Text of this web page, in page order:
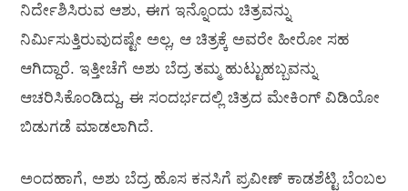
ನಿರ್ದೇಶಿಸಿರುವ ಆಶು, ಈಗ ಇನ್ನೊಂದು ಚಿತ್ರವನ್ನು
ನಿರ್ಮಿಸುತ್ತಿರುವುದಷ್ಟೇ ಅಲ್ಲ, ಆ ಚಿತ್ರಕ್ಕೆ ಅವರೇ ಹೀರೋ ಸಹ
ಆಗಿದ್ದಾರೆ. ಇತ್ತೀಚೆಗೆ ಅಶು ಬೆದ್ರ ತಮ್ಮ ಹುಟ್ಟುಹಬ್ಬವನ್ನು
ಆಚರಿಸಿಕೊಂಡಿದ್ದು, ಈ ಸಂದರ್ಭದಲ್ಲಿ ಚಿತ್ರದ ಮೇಕಿಂಗ್‍ ವಿಡಿಯೋ
ಬಿಡುಗಡೆ ಮಾಡಲಾಗಿದೆ.
ಅಂದಹಾಗೆ, ಅಶು ಬೆದ್ರ ಹೊಸ ಕನಸಿಗೆ ಪ್ರವೀಣ್ ಕಾಡಶೆಟ್ಟಿ ಬೆಂಬಲ